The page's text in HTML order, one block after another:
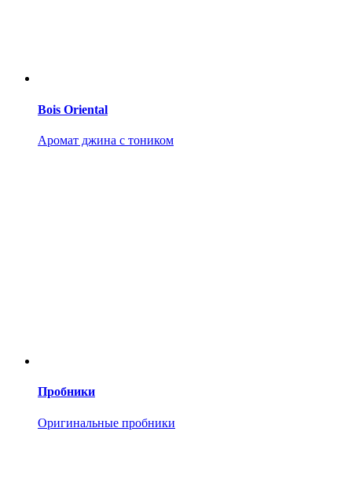
Bois Oriental
Аромат джина с тоником
Пробники
Оригинальные пробники